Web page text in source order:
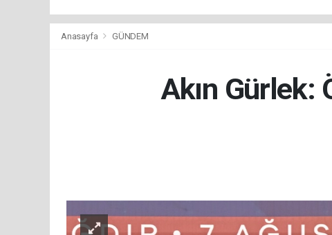
Anasayfa GÜNDEM
Akın Gürlek: